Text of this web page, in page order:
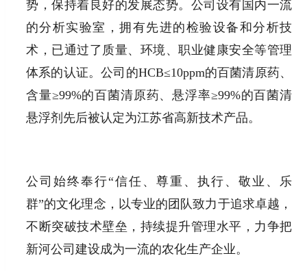
势，保持着良好的发展态势。公司设有国内一流
的分析实验室，拥有先进的检验设备和分析技
术，已通过了质量、环境、职业健康安全等管理
体系的认证。公司的HCB≤10ppm的百菌清原药、
含量≥99%的百菌清原药、悬浮率≥99%的百菌清
悬浮剂先后被认定为江苏省高新技术产品。
公司始终奉行“信任、尊重、执行、敬业、乐
群”的文化理念，以专业的团队致力于追求卓越，
不断突破技术壁垒，持续提升管理水平，力争把
新河公司建设成为一流的农化生产企业。